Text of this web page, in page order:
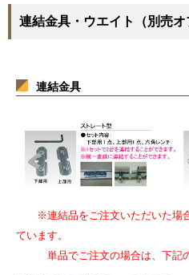
連結金具・ウエイト（別売
連結金具
※連結品をご注文いただいた場合
ています。
単品でご注文の場合は、下記の